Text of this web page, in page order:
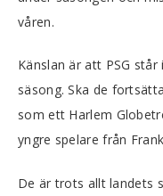
våren.
Känslan är att PSG
säsong. Ska de
som ett Harlem
yngre spelare från
De är trots allt landets